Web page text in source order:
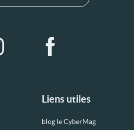
Liens utiles
blog le CyberMag